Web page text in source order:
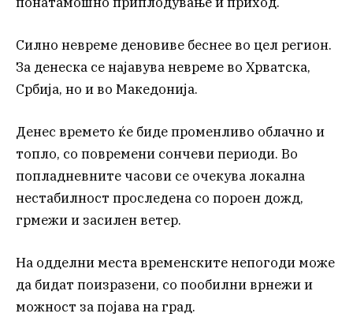
Силно невреме деновиве беснее во цел регион.
За денеска се најавува невреме во Хрватска,
Србија, но и во Македонија.
Денес времето ќе биде променливо облачно и
топло, со повремени сончеви периоди. Во
попладневните часови се очекува локална
нестабилност проследена со пороен дожд,
грмежи и засилен ветер.
На одделни места временските непогоди може
да бидат поизразени, со пообилни врнежи и
можност за појава на град.